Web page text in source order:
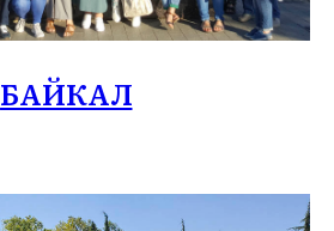
БАЙКАЛ